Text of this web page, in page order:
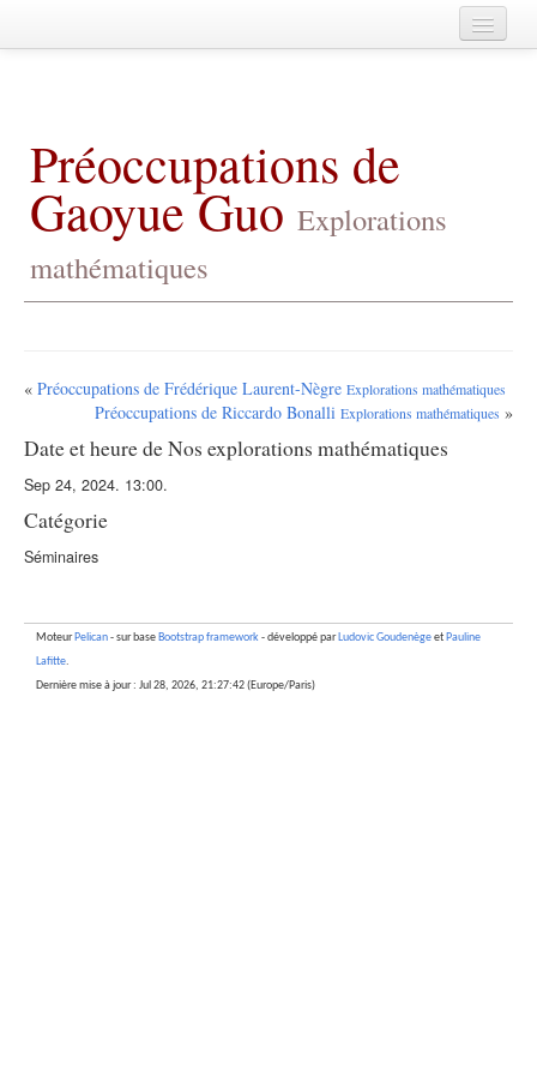
Fédération de Mathématiques de
CentraleSupélec
Agenda
Membres
Publications
Archives
Préoccupations de
Gaoyue Guo Explorations
mathématiques
« Préoccupations de Frédérique Laurent-Nègre Explorations mathématiques
Préoccupations de Riccardo Bonalli Explorations mathématiques »
Date et heure de Nos explorations mathématiques
Sep 24, 2024. 13:00.
Catégorie
Séminaires
Moteur Pelican - sur base Bootstrap framework - développé par Ludovic Goudenège et Pauline
Lafitte.
Dernière mise à jour : Jul 28, 2026, 21:27:42 (Europe/Paris)